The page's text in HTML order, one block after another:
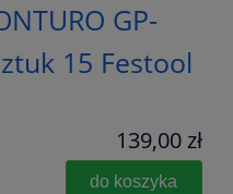
GP-
15 Festool
139,00 zł
do koszyka